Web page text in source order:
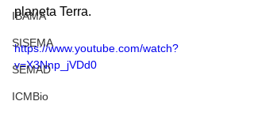
IBAMA
SISEMA
SEMAD
ICMBio
planeta Terra.
https://www.youtube.com/watch?
v=X3Nnp_jVDd0